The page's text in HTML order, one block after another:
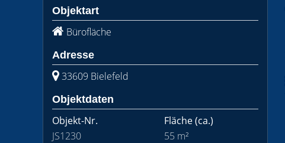
Objektart
Bürofläche
Adresse
33609 Bielefeld
Objektdaten
Objekt-Nr.
JS1230
Fläche(ca.)
55 m²